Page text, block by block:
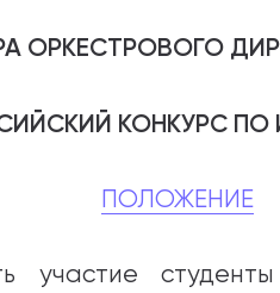
ОРКЕСТРОВОГО
КОНКУРС ПО
ПОЛОЖЕНИЕ
участие